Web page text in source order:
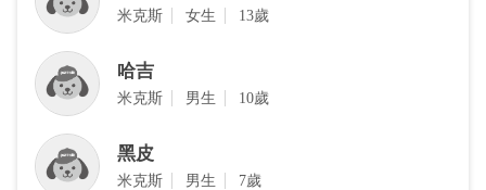
‎米克斯 女生 13歲
哈吉
‎米克斯 男生 10歲
黑皮
‎米克斯 男生 7歲